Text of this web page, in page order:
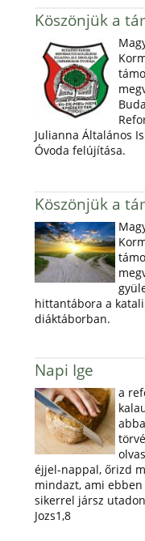
Köszönjük a
Julianna Általános
Óvoda felújítása.
Köszönjük a
hittantábora a
diáktáborban.
Napi Ige
a
éjjel-nappal, őrizd
mindazt, ami
sikerrel jársz
Jozs1,8